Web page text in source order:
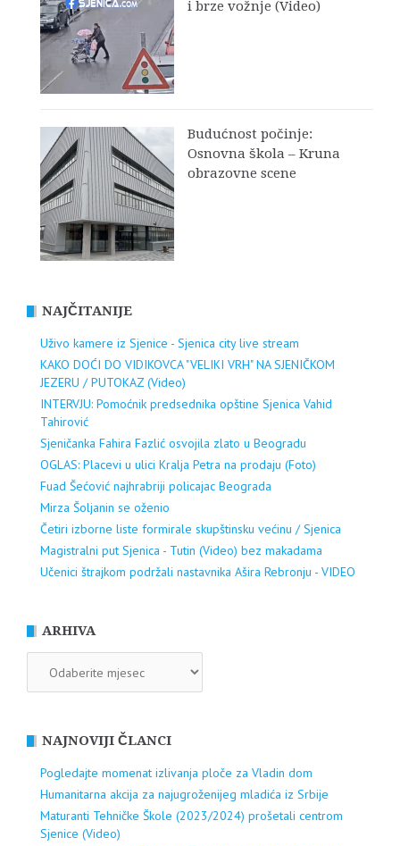
i brze vožnje (Video)
Budućnost počinje:
Osnovna škola – Kruna
obrazovne scene
NAJČITANIJE
Uživo kamere iz Sjenice - Sjenica city live stream
KAKO DOĆI DO VIDIKOVCA "VELIKI VRH" NA SJENIČKOM
JEZERU / PUTOKAZ (Video)
INTERVJU: Pomoćnik predsednika opštine Sjenica Vahid
Tahirović
Sjeničanka Fahira Fazlić osvojila zlato u Beogradu
OGLAS: Placevi u ulici Kralja Petra na prodaju (Foto)
Fuad Šećović najhrabriji policajac Beograda
Mirza Šoljanin se oženio
Četiri izborne liste formirale skupštinsku većinu / Sjenica
Magistralni put Sjenica - Tutin (Video) bez makadama
Učenici štrajkom podržali nastavnika Ašira Rebronju - VIDEO
ARHIVA
NAJNOVIJI ČLANCI
Pogledajte momenat izlivanja ploče za Vladin dom
Humanitarna akcija za najugroženijeg mladića iz Srbije
Maturanti Tehničke Škole (2023/2024) prošetali centrom
Sjenice (Video)